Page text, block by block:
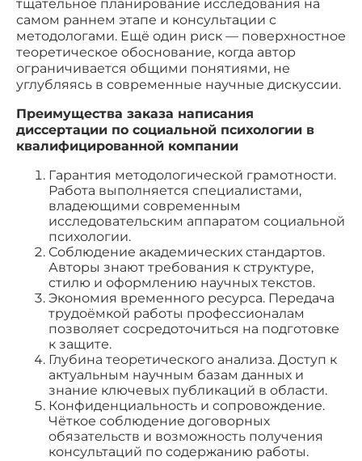
тщательное планирование исследования на
самом раннем этапе и консультации с
методологами. Ещё один риск — поверхностное
теоретическое обоснование, когда автор
ограничивается общими понятиями, не
углубляясь в современные научные дискуссии.
Преимущества заказа написания
диссертации по социальной психологии в
квалифицированной компании
Гарантия методологической грамотности.
Работа выполняется специалистами,
владеющими современным
исследовательским аппаратом социальной
психологии.
Соблюдение академических стандартов.
Авторы знают требования к структуре,
стилю и оформлению научных текстов.
Экономия временного ресурса. Передача
трудоёмкой работы профессионалам
позволяет сосредоточиться на подготовке
к защите.
Глубина теоретического анализа. Доступ к
актуальным научным базам данных и
знание ключевых публикаций в области.
Конфиденциальность и сопровождение.
Чёткое соблюдение договорных
обязательств и возможность получения
консультаций по содержанию работы.